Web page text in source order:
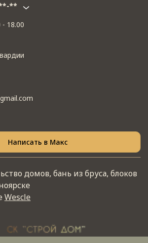
**-**
18.00
Написать в Макс
домов, бань из бруса, блоков
Wescle